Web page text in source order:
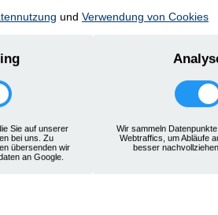
Typ 120, 1650 x 400 mm, Länge 1100
gelocht, Ø 24 mm, Typ 120, 1650 x 400 mm,
und Verwendung von Cookies
Sie auf unserer
bei uns. Zu
übersenden wir
an Google.
Wir sammeln
Webtraffics, um Abläufe
besser